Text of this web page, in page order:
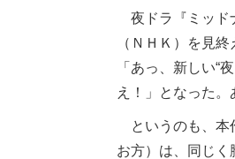
夜ドラ『ミッド
（ＮＨＫ）を見
「あっ、新しい“
え！」となった
というのも、本
お方）は、同じ